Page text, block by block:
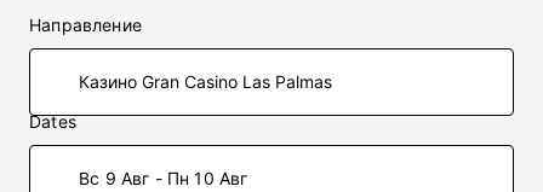
Направление
Dates
Вс 9 Авг - Пн 10 Авг